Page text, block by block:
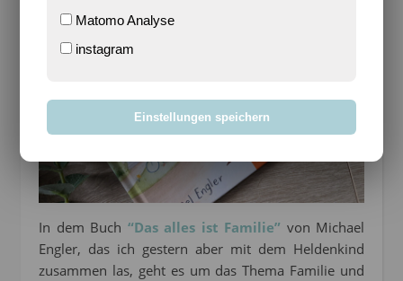
In dem Buch “Das alles ist Familie” von Michael
Engler, das ich gestern aber mit dem Heldenkind
zusammen las, geht es um das Thema Familie und
Matomo Analyse
instagram
Einstellungen speichern